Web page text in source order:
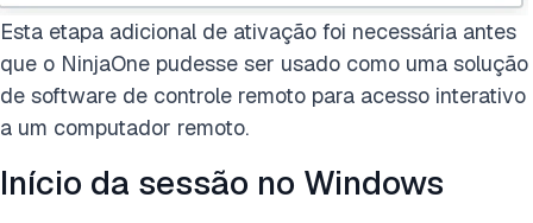
Esta etapa adicional de ativação foi necessária antes
que o NinjaOne pudesse ser usado como uma solução
de software de controle remoto para acesso interativo
a um computador remoto.
Início da sessão no Windows